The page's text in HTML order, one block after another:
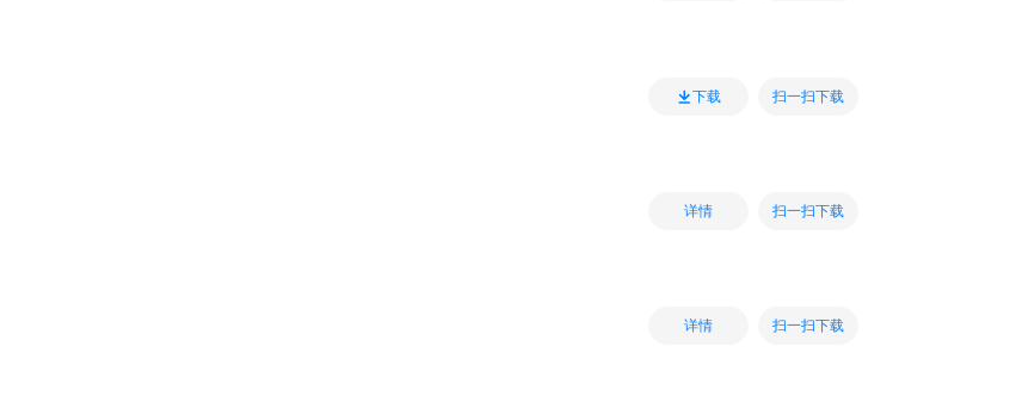
下载 扫一扫下载
详情 扫一扫下载
详情 扫一扫下载